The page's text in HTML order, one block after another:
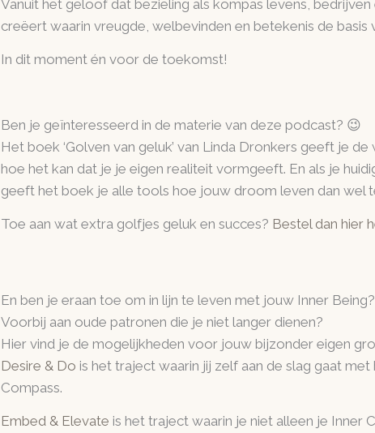
Vanuit het geloof dat bezieling als kompas levens,
creëert waarin vreugde, welbevinden en betekenis de basis
In dit moment én voor de toekomst!
Ben je geïnteresseerd in de materie van deze podcast? 😉
Het boek ‘Golven van geluk’ van Linda Dronkers geeft je
hoe het kan dat je je eigen realiteit vormgeeft. En als je
geeft het boek je alle tools hoe jouw droom leven dan wel
Toe aan wat extra golfjes geluk en succes? Bestel dan hier
En ben je eraan toe om in lijn te leven met jouw Inner Being?
Voorbij aan oude patronen die je niet langer dienen?
Hier vind je de mogelijkheden voor jouw bijzonder eigen
Desire & Do is het traject waarin jij zelf aan de slag gaat
Compass.
Embed & Elevate is het traject waarin je niet alleen je Inner